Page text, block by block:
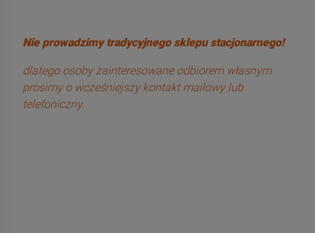
Nie prowadzimy tradycyjnego sklepu stacjonarnego!
dlatego osoby zainteresowane odbiorem własnym
prosimy o wcześniejszy kontakt mailowy lub
telefoniczny.